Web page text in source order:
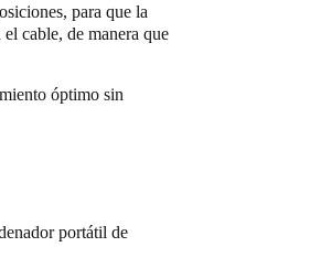
para que la
cable, de manera que
óptimo sin
portátil de